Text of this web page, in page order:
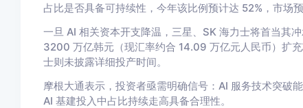
占比是否具备可持续性，今年该比例预计达 52%，市场
一旦 AI 相关资本开支降温，三星、SK 海力士将首当其
3200 万亿韩元（现汇率约合 14.09 万亿元人民币）扩
士则未披露详细投产时间。
摩根大通表示，投资者亟需明确信号：AI 服务技术突破
AI 基建投入中占比持续走高具备合理性。